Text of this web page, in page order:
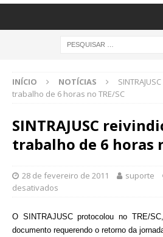
INÍCIO NOTÍCIAS
trabalho de 6 horas no TRE/SC
SINTRAJUSC
trabalho de 6 horas
28 de fevereiro de 2011 suporte
desativados
O SINTRAJUSC protocolou no TRE/
documento requerendo o retorno da